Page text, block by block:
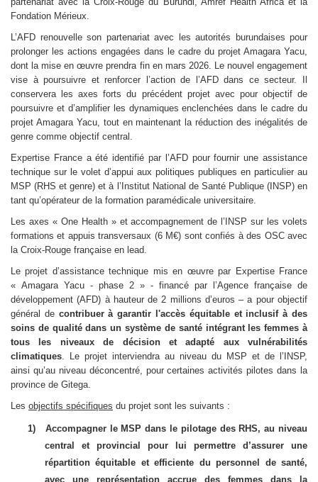
Fondation Mérieux.
L’AFD renouvelle son partenariat avec les autorités burundaises pour
prolonger les actions engagées dans le cadre du projet Amagara Yacu,
dont la mise en œuvre prendra fin en mars 2026. Le nouvel engagement
vise à poursuivre et renforcer l’action de l’AFD dans ce secteur. Il
conservera les axes forts du précédent projet avec pour objectif de
poursuivre et d’amplifier les dynamiques enclenchées dans le cadre du
projet Amagara Yacu, tout en maintenant la réduction des inégalités de
genre comme objectif central.
Expertise France a été identifié par l’AFD pour fournir une assistance
technique sur le volet d’appui aux politiques publiques en particulier au
MSP (RHS et genre) et à l’Institut National de Santé Publique (INSP) en
tant qu’opérateur de la formation paramédicale universitaire.
Les axes « One Health » et accompagnement de l’INSP sur les volets
formations et appuis transversaux (6 M€) sont confiés à des OSC avec
la Croix-Rouge française en lead.
Le projet d’assistance technique mis en œuvre par Expertise France
« Amagara Yacu - phase 2 » - financé par l’Agence française de
développement (AFD) à hauteur de 2 millions d’euros – a pour objectif
général de contribuerà garantir l'accès équitable et inclusif à des
soins de qualité dans un système de santé intégrant les femmes à
tous les niveaux de décision et adapté aux vulnérabilités
climatiques.
Le projet interviendra au niveau du MSP et de l’INSP,
ainsi qu’au niveau déconcentré, pour certaines activités pilotes dans la
province de Gitega.
Les objectifs spécifiques du projet sont les suivants :
1)
Accompagner le MSP dans le pilotage des RHS, au niveau
central et provincial pour lui permettre d’assurer une
répartition équitable et efficiente du personnel de santé,
avec une représentation accrue des femmes dans la